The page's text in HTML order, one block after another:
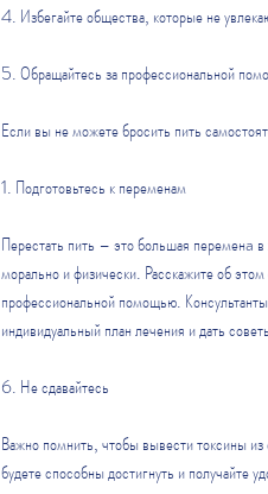
4. Избегайте общества, которые не
5. Обращайтесь за профессиональной
Если вы не можете бросить пить
1. Подготовьтесь к переменам
Перестать пить – это большая переменa в
морально и физически. Расскажите об
профессиональной помощью.
индивидуальный план лечения и дать
6. Не сдавайтесь
Важно помнить, чтобы вывести токсины
будете способны достигнуть и получайте